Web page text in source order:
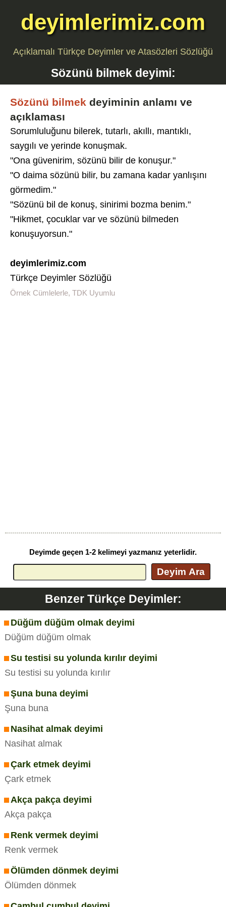
deyimlerimiz.com
Açıklamalı Türkçe Deyimler ve Atasözleri Sözlüğü
Sözünü bilmekdeyimi:
Sözünü bilmek deyiminin anlamı ve
açıklaması
Sorumluluğunu bilerek, tutarlı, akıllı, mantıklı,
saygılı ve yerinde konuşmak.
"Ona güvenirim, sözünü bilir de konuşur."
"O daima sözünü bilir, bu zamana kadar yanlışını
görmedim."
"Sözünü bil de konuş, sinirimi bozma benim."
"Hikmet, çocuklar var ve sözünü bilmeden
konuşuyorsun."
deyimlerimiz.com
Türkçe Deyimler Sözlüğü
Örnek Cümlelerle, TDK Uyumlu
Deyimde geçen 1-2 kelimeyi yazmanız yeterlidir.
Deyim Ara
Benzer Türkçe Deyimler:
Düğüm düğüm olmak deyimi
Düğüm düğüm olmak
Su testisi su yolunda kırılır deyimi
Su testisi su yolunda kırılır
Şuna buna deyimi
Şuna buna
Nasihat almak deyimi
Nasihat almak
Çark etmek deyimi
Çark etmek
Akça pakça deyimi
Akça pakça
Renk vermek deyimi
Renk vermek
Ölümden dönmek deyimi
Ölümden dönmek